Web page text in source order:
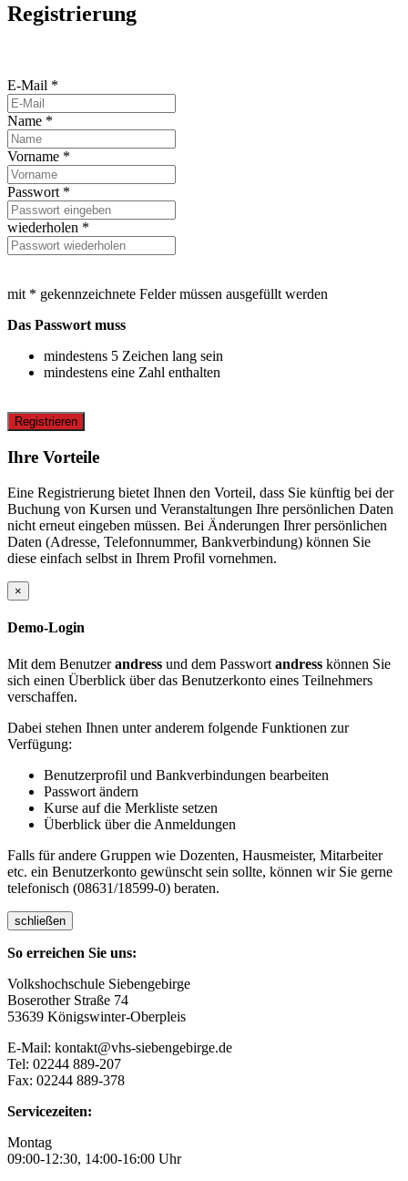
Registrierung
E-Mail *
Name *
Vorname *
Passwort *
wiederholen *
mit * gekennzeichnete Felder müssen ausgefüllt werden
Das Passwort muss
mindestens 5 Zeichen lang sein
mindestens eine Zahl enthalten
Registrieren
Ihre Vorteile
Eine Registrierung bietet Ihnen den Vorteil, dass Sie künftig bei der
Buchung von Kursen und Veranstaltungen Ihre persönlichen Daten
nicht erneut eingeben müssen. Bei Änderungen Ihrer persönlichen
Daten (Adresse, Telefonnummer, Bankverbindung) können Sie
diese einfach selbst in Ihrem Profil vornehmen.
×
Demo-Login
Mit dem Benutzerandress und dem Passwort andress können Sie
sich einen Überblick über das Benutzerkonto eines Teilnehmers
verschaffen.
Dabei stehen Ihnen unter anderem folgende Funktionen zur
Verfügung:
Benutzerprofil und Bankverbindungen bearbeiten
Passwort ändern
Kurse auf die Merkliste setzen
Überblick über die Anmeldungen
Falls für andere Gruppen wie Dozenten, Hausmeister, Mitarbeiter
etc. ein Benutzerkonto gewünscht sein sollte, können wir Sie gerne
telefonisch (08631/18599-0) beraten.
schließen
So erreichen Sie uns:
Volkshochschule Siebengebirge
Boserother Straße 74
53639 Königswinter-Oberpleis
E-Mail: kontakt@vhs-siebengebirge.de
Tel: 02244 889-207
Fax: 02244 889-378
Servicezeiten:
Montag
09:00-12:30, 14:00-16:00 Uhr